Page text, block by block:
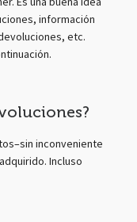
información
etc.
inconveniente
Incluso